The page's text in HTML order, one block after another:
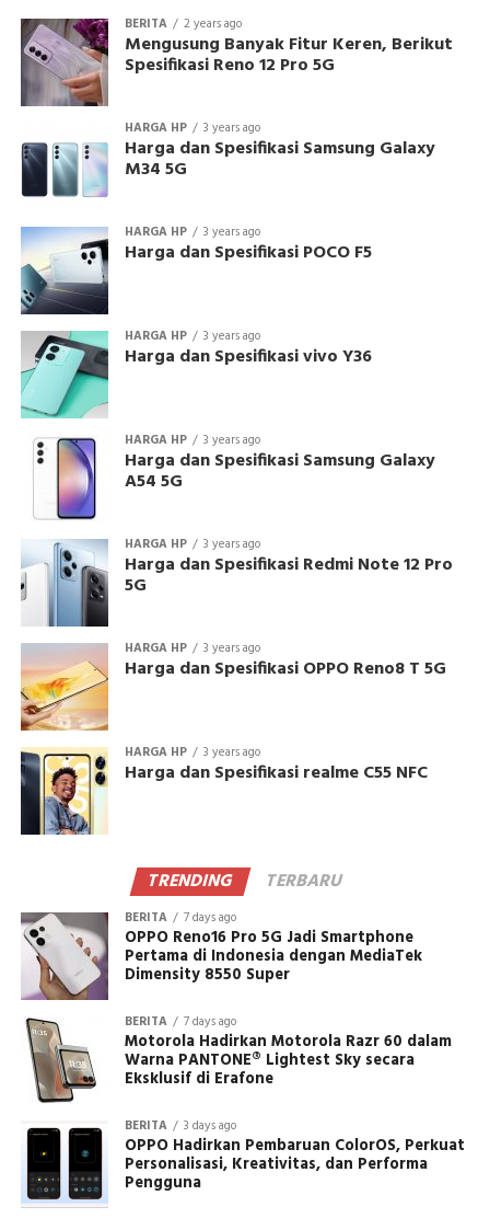
BERITA 2 years ago
Mengusung Banyak Fitur Keren, Berikut
Spesifikasi Reno 12 Pro 5G
HARGA HP 3 years ago
Harga dan Spesifikasi Samsung Galaxy
M34 5G
HARGA HP 3 years ago
Harga dan Spesifikasi POCO F5
HARGA HP 3 years ago
Harga dan Spesifikasi vivo Y36
HARGA HP 3 years ago
Harga dan Spesifikasi Samsung Galaxy
A54 5G
HARGA HP 3 years ago
Harga dan Spesifikasi Redmi Note 12 Pro
5G
HARGA HP 3 years ago
Harga dan Spesifikasi OPPO Reno8 T 5G
HARGA HP 3 years ago
Harga dan Spesifikasi realme C55 NFC
TRENDING TERBARU
BERITA 7 days ago
OPPO Reno16 Pro 5G Jadi Smartphone
Pertama di Indonesia dengan MediaTek
Dimensity 8550 Super
BERITA 7 days ago
Motorola Hadirkan Motorola Razr 60 dalam
Warna PANTONE® Lightest Sky secara
Eksklusif di Erafone
BERITA 3 days ago
OPPO Hadirkan Pembaruan ColorOS, Perkuat
Personalisasi, Kreativitas, dan Performa
Pengguna